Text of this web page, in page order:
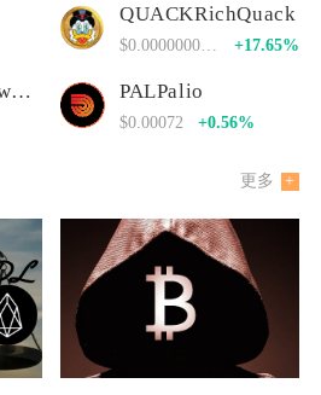
QUACKRichQuack
+17.65%
DRIPDRIP Network PALPalio
$0.00072 +0.56%
更多